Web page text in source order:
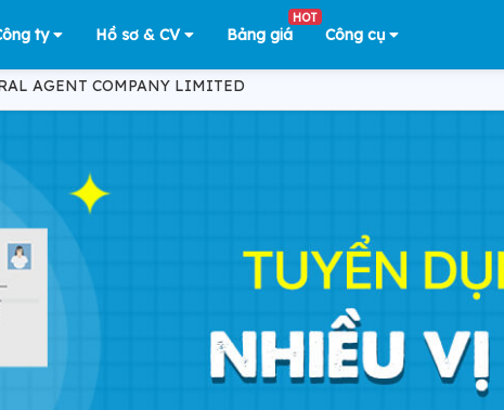
ty Hồ sơ & CV Bảng giá
HOT
Công cụ
AGENT COMPANY LIMITED